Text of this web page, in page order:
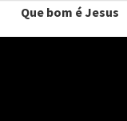
Que bom é Jesus